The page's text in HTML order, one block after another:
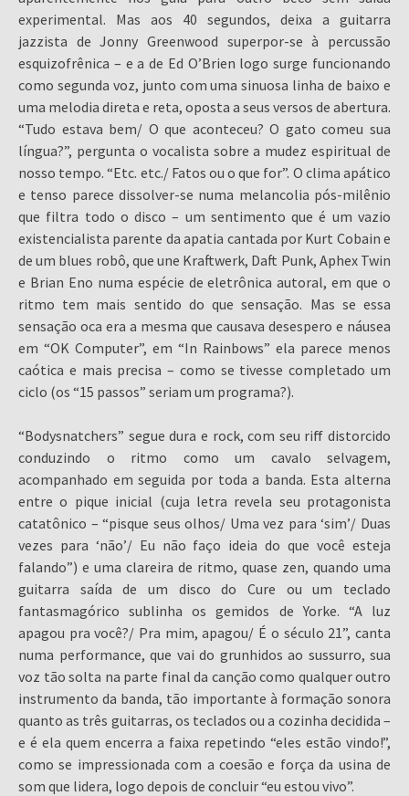
experimental. Mas aos 40 segundos, deixa a guitarra
jazzista de Jonny Greenwood superpor-se à percussão
esquizofrênica – e a de Ed O’Brien logo surge funcionando
como segunda voz, junto com uma sinuosa linha de baixo e
uma melodia direta e reta, oposta a seus versos de abertura.
“Tudo estava bem/ O que aconteceu? O gato comeu sua
língua?”, pergunta o vocalista sobre a mudez espiritual de
nosso tempo. “Etc. etc./ Fatos ou o que for”. O clima apático
e tenso parece dissolver-se numa melancolia pós-milênio
que filtra todo o disco – um sentimento que é um vazio
existencialista parente da apatia cantada por Kurt Cobain e
de um blues robô, que une Kraftwerk, Daft Punk, Aphex Twin
e Brian Eno numa espécie de eletrônica autoral, em que o
ritmo tem mais sentido do que sensação. Mas se essa
sensação oca era a mesma que causava desespero e náusea
em “OK Computer”, em “In Rainbows” ela parece menos
caótica e mais precisa – como se tivesse completado um
ciclo (os “15 passos” seriam um programa?).
“Bodysnatchers” segue dura e rock, com seu riff distorcido
conduzindo o ritmo como um cavalo selvagem,
acompanhado em seguida por toda a banda. Esta alterna
entre o pique inicial (cuja letra revela seu protagonista
catatônico – “pisque seus olhos/ Uma vez para ‘sim’/ Duas
vezes para ‘não’/ Eu não faço ideia do que você esteja
falando”) e uma clareira de ritmo, quase zen, quando uma
guitarra saída de um disco do Cure ou um teclado
fantasmagórico sublinha os gemidos de Yorke. “A luz
apagou pra você?/ Pra mim, apagou/ É o século 21”, canta
numa performance, que vai do grunhidos ao sussurro, sua
voz tão solta na parte final da canção como qualquer outro
instrumento da banda, tão importante à formação sonora
quanto as três guitarras, os teclados ou a cozinha decidida –
e é ela quem encerra a faixa repetindo “eles estão vindo!”,
como se impressionada com a coesão e força da usina de
som que lidera, logo depois de concluir “eu estou vivo”.